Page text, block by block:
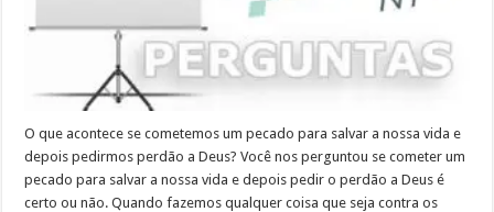
O que acontece se cometemos um pecado para salvar a nossa vida e
depois pedirmos perdão a Deus? Você nos perguntou se cometer um
pecado para salvar a nossa vida e depois pedir o perdão a Deus é
certo ou não. Quando fazemos qualquer coisa que seja contra os